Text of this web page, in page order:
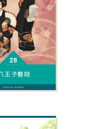
王子藝妓